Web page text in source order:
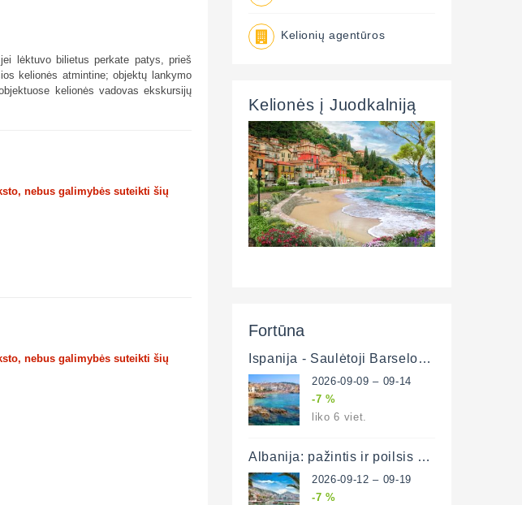
lėktuvo bilietus perkate patys, prieš
kelionės atmintine; objektų lankymo
kelionės vadovas ekskursijų
nebus galimybės suteikti šių
nebus galimybės suteikti šių
Kelionių agentūros
Kelionės į Juodkalniją
Fortūna
Ispanija - Saulėtoji Barselona ir poilsis prie Viduržemio jūros 6 d. (lėktuvu)
2026-09-09 – 09-14
-7 %
liko 6 viet.
Albanija: pažintis ir poilsis prie Adrijos ir Jonijos jūrų 8 d. (lėktuvu)
2026-09-12 – 09-19
-7 %